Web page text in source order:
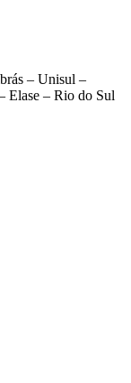
– Unisul –
Elase – Rio do Sul